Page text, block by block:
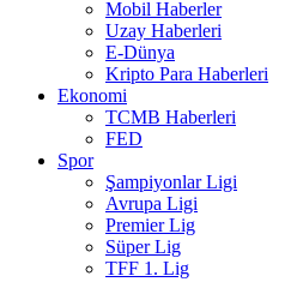
Mobil Haberler
Uzay Haberleri
E-Dünya
Kripto Para Haberleri
Ekonomi
TCMB Haberleri
FED
Spor
Şampiyonlar Ligi
Avrupa Ligi
Premier Lig
Süper Lig
TFF 1. Lig